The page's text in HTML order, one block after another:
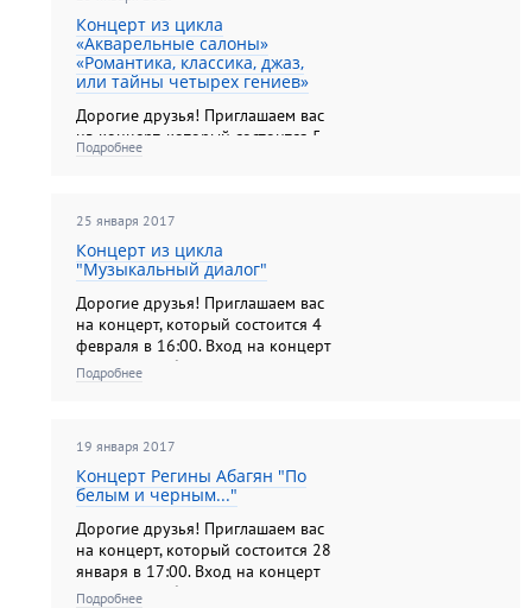
Концерт из цикла
«Акварельные салоны»
«Романтика, классика, джаз,
или тайны четырех гениев»
Дорогие друзья! Приглашаем вас
на концерт, который состоится 5
февраля в 14:00. Вход на концерт
Подробнее
25 января 2017
Концерт из цикла
"Музыкальный диалог"
Дорогие друзья! Приглашаем вас
на концерт, который состоится 4
февраля в 16:00. Вход на концерт
по входным билетам на выставку.
Подробнее
19 января 2017
Концерт Регины Абагян "По
белым и черным..."
Дорогие друзья! Приглашаем вас
на концерт, который состоится 28
января в 17:00. Вход на концерт
по входным билетам на выставку.
Подробнее